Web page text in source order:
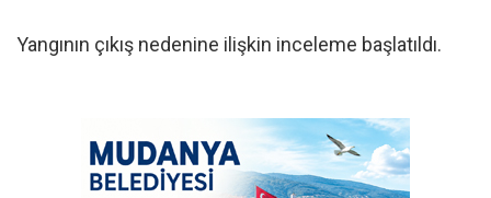
Yangının çıkış nedenine ilişkin inceleme başlatıldı.